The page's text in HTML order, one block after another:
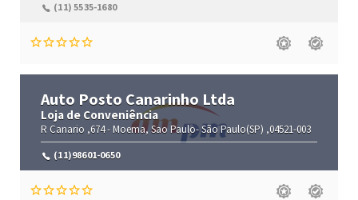
(11) 5535-1680
Auto Posto Canarinho Ltda
Loja de Conveniência
R Canario ,674 - Moema,Sao Paulo-São Paulo(SP) ,04521-003
(11)98601-0650